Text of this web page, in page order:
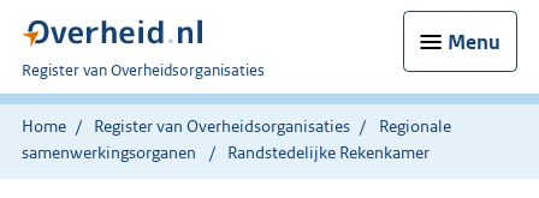
Menu
U
bent
nu
hier:
Register van Overheidsorganisaties
Home Register van Overheidsorganisaties
Regionale
samenwerkingsorganen
Randstedelijke Rekenkamer